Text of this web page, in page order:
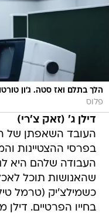
הלך בתלם ואז סטה. ג'ון
פלוס
דילן ג' (זאק צ'רי)
העובד השאפתן של
בפרסי ההצטיינות
העבודה שלהם היא
שהאנושות תוכל
כשמילצ'יק (טרמל
בחייו הפרטיים.